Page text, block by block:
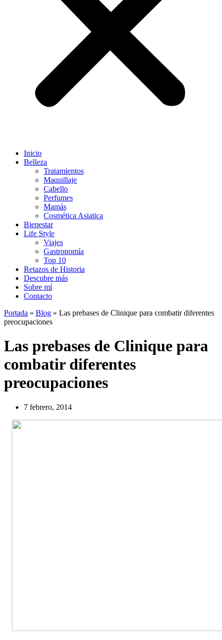
Inicio
Belleza
Tratamientos
Maquillaje
Cabello
Perfumes
Mamás
Cosmética Asiatica
Bienestar
Life Style
Viajes
Gastronomía
Top 10
Retazos de Historia
Descubre más
Sobre mí
Contacto
Portada » Blog » Las prebases de Clinique para combatir diferentes
preocupaciones
Las prebases de Clinique para
combatir diferentes
preocupaciones
7 febrero, 2014